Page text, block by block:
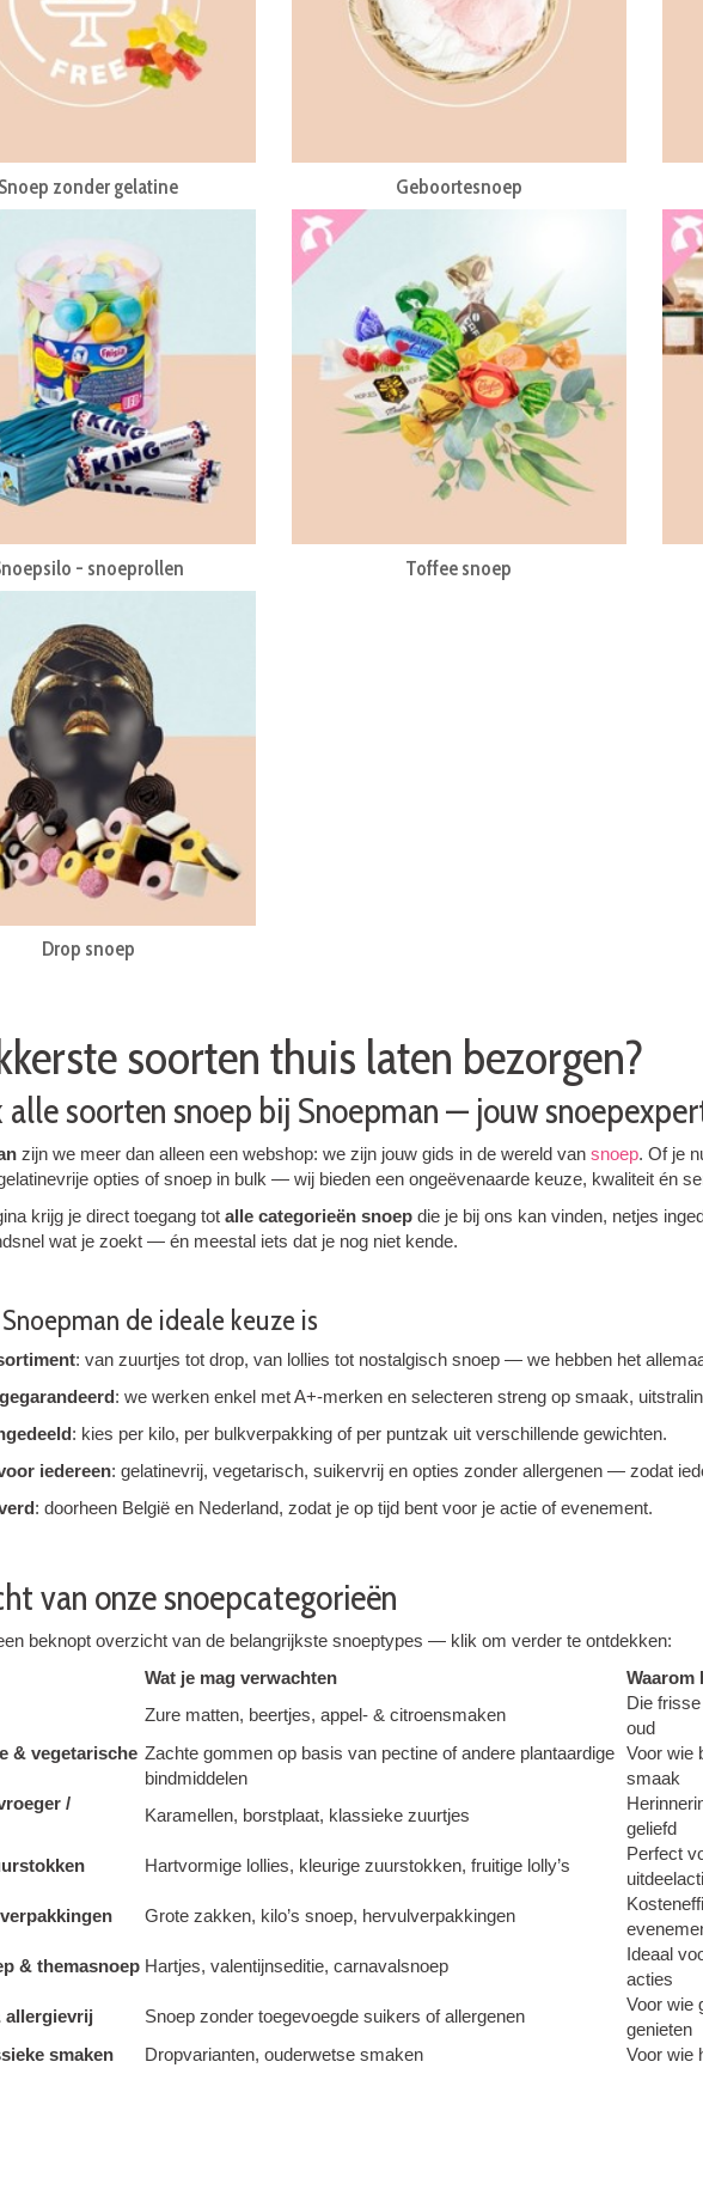
Snoep zonder gelatine Geboortesnoep
- snoeprollen Toffee snoep
Drop snoep
soorten thuis laten bezorgen?
soorten snoep bij Snoepman — jouw
zijn we meer dan alleen een webshop: we zijn jouw gids in de wereld van snoep. Of je
opties of snoep in bulk — wij bieden een ongeëvenaarde keuze, kwaliteit én
krijg je direct toegang tot alle categorieën snoep die je bij ons kan vinden, netjes
wat je zoekt — én meestal iets dat je nog niet kende.
de ideale keuze is
: van zuurtjes tot drop, van lollies tot nostalgisch snoep — we hebben het
: we werken enkel met A+-merken en selecteren streng op smaak,
: kies per kilo, per bulkverpakking of per puntzak uit verschillende gewichten.
iedereen: gelatinevrij, vegetarisch, suikervrij en opties zonder allergenen — zodat
: doorheen België en Nederland, zodat je op tijd bent voor je actie of evenement.
van onze snoepcategorieën
beknopt overzicht van de belangrijkste snoeptypes — klik om verder te ontdekken:
Wat je mag verwachten
Waarom
Zure matten, beertjes, appel- & citroensmaken
Die
oud
& vegetarische Zachte gommen op basis van pectine of andere plantaardige
bindmiddelen
Voor wie
smaak
/
Karamellen, borstplaat, klassieke zuurtjes
geliefd
Hartvormige lollies, kleurige zuurstokken, fruitige lolly’s
Perfect
Grote zakken, kilo’s snoep, hervulverpakkingen
& themasnoep Hartjes, valentijnseditie, carnavalsnoep
Ideaal
acties
allergievrij
Snoep zonder toegevoegde suikers of allergenen
Voor wie
genieten
smaken
Dropvarianten, ouderwetse smaken Voor wie